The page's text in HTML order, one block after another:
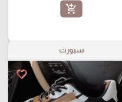
add_shopping_cart
سبورت
favorite_border